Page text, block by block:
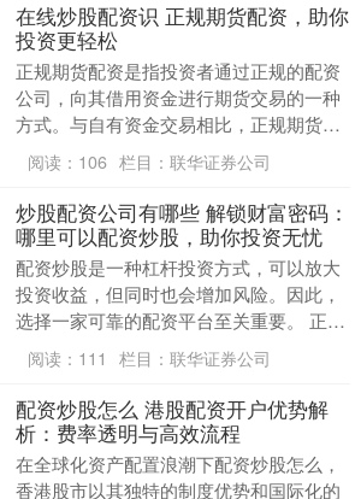
在线炒股配资识 正规期货配资，助你
投资更轻松
正规期货配资是指投资者通过正规的配资
公司，向其借用资金进行期货交易的一种
方式。与自有资金交易相比，正规期货配
资具有以下优势： 配资是一种金融服务，
允许投资者借用....
阅读： 106 栏目： 联华证券公司
炒股配资公司有哪些 解锁财富密码：
哪里可以配资炒股，助你投资无忧
配资炒股是一种杠杆投资方式，可以放大
投资收益，但同时也会增加风险。因此，
选择一家可靠的配资平台至关重要。 正规
股票配资网站的生命线，根植于严格的安
全合规体系。这....
阅读： 111 栏目： 联华证券公司
配资炒股怎么 港股配资开户优势解
析：费率透明与高效流程
在全球化资产配置浪潮下配资炒股怎么，
香港股市以其独特的制度优势和国际化的